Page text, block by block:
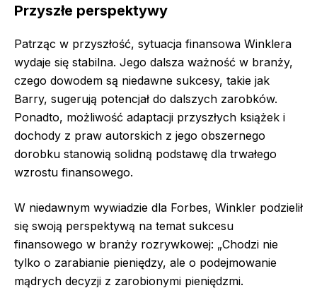
Przyszłe perspektywy
Patrząc w przyszłość, sytuacja finansowa Winklera
wydaje się stabilna. Jego dalsza ważność w branży,
czego dowodem są niedawne sukcesy, takie jak
Barry, sugerują potencjał do dalszych zarobków.
Ponadto, możliwość adaptacji przyszłych książek i
dochody z praw autorskich z jego obszernego
dorobku stanowią solidną podstawę dla trwałego
wzrostu finansowego.
W niedawnym wywiadzie dla Forbes, Winkler podzielił
się swoją perspektywą na temat sukcesu
finansowego w branży rozrywkowej: „Chodzi nie
tylko o zarabianie pieniędzy, ale o podejmowanie
mądrych decyzji z zarobionymi pieniędzmi.